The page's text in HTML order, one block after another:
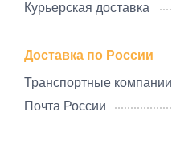
Курьерская доставка
Доставка по России
Транспортные компании
Почта России